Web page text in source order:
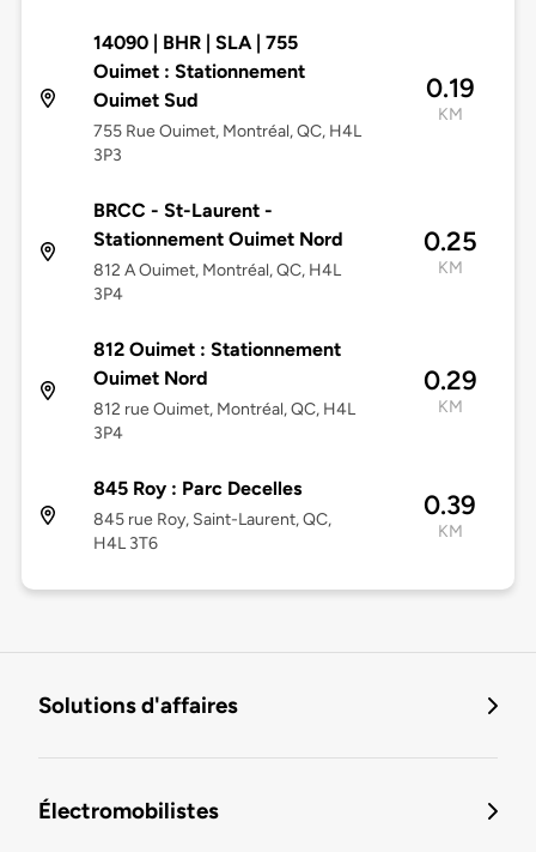
14090 | BHR | SLA | 755
Ouimet : Stationnement
Ouimet Sud
755 Rue Ouimet, Montréal, QC, H4L
3P3
0.19
KM
BRCC - St-Laurent -
Stationnement Ouimet Nord
812 A Ouimet, Montréal, QC, H4L
3P4
0.25
KM
812 Ouimet : Stationnement
Ouimet Nord
812 rue Ouimet, Montréal, QC, H4L
3P4
0.29
KM
845 Roy : Parc Decelles
845 rue Roy, Saint-Laurent, QC,
H4L 3T6
0.39
KM
Solutions d'affaires
Électromobilistes